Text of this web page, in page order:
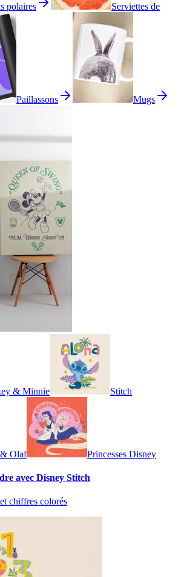
polaires Serviettes de
Paillassons Mugs
& Minnie Stitch
Olaf Princesses Disney
avec Disney Stitch
chiffres colorés